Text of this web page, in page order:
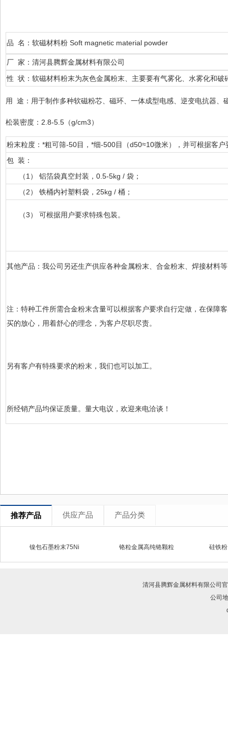
品 名：软磁材料粉 Soft magnetic material powder
厂 家：清河县腾辉金属材料有限公司
性 状：软磁材料粉末为灰色金属粉末、主要要有气雾化、水雾化和
用 途：用于制作多种软磁粉芯、磁环、一体成型电感、逆变电抗器、
松装密度：2.8-5.5（g/cm3）
粉末粒度：*粗可筛-50目，*细-500目（d50≈10微米），并可根据客户
包 装：
（1） 铝箔袋真空封装，0.5-5kg / 袋；
（2） 铁桶内衬塑料袋，25kg / 桶；
（3） 可根据用户要求特殊包装。
其他产品：我公司另还生产供应各种金属粉末、合金粉末、焊接材料等
注：特种工件所需合金粉末含量可以根据客户要求自行定做，在保障
买的放心，用着舒心的理念，为客户尽职尽责。
另有客户有特殊要求的粉末，我们也可以加工。
所经销产品均保证质量。量大电议，欢迎来电洽谈！
推荐产品 供应产品 产品分类
镍包石墨粉末75Ni 铬粒金属高纯铬颗粒 硅铁粉
清河县腾辉金属材料有限公司
公司